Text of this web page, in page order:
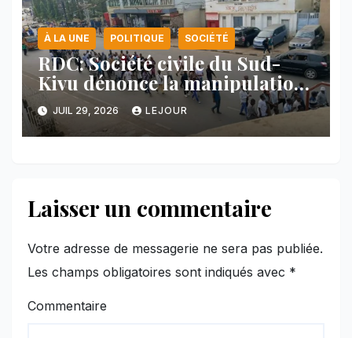
À LA UNE POLITIQUE SOCIÉTÉ
RDC: Société civile du Sud-
Kivu dénonce la manipulation
des manifestations par
l’AFC/M23
JUIL 29, 2026 LEJOUR
Laisser un commentaire
Votre adresse de messagerie ne sera pas publiée.
Les champs obligatoires sont indiqués avec *
Commentaire